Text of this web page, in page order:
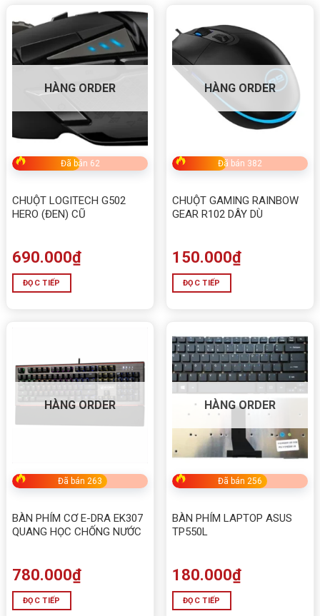
HÀNG ORDER
Đã bán 62
CHUỘT LOGITECH G502
HERO (ĐEN) CŨ
690.000₫
ĐỌC TIẾP
HÀNG ORDER
Đã bán 382
CHUỘT GAMING RAINBOW
GEAR R102 DÂY DÙ
150.000₫
ĐỌC TIẾP
HÀNG ORDER
Đã bán 263
BÀN PHÍM CƠ E-DRA EK307
QUANG HỌC CHỐNG NƯỚC
780.000₫
ĐỌC TIẾP
HÀNG ORDER
Đã bán 256
BÀN PHÍM LAPTOP ASUS
TP550L
180.000₫
ĐỌC TIẾP